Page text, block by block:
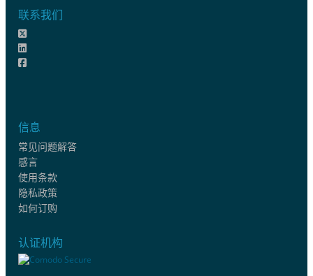
联系我们
信息
常见问题解答
感言
使用条款
隐私政策
如何订购
认证机构